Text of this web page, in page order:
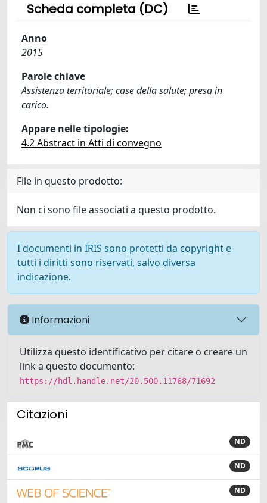
Scheda completa (DC)
Anno
2015
Parole chiave
Assistenza territoriale; case della salute; presa in
carico.
Appare nelle tipologie:
4.2 Abstract in Atti di convegno
File in questo prodotto:
Non ci sono file associati a questo prodotto.
I documenti in IRIS sono protetti da copyright e
tutti i diritti sono riservati, salvo diversa
indicazione.
Informazioni
Utilizza questo identificativo per citare o creare un
link a questo documento:
https://hdl.handle.net/20.500.11768/71692
Citazioni
ND
ND
ND